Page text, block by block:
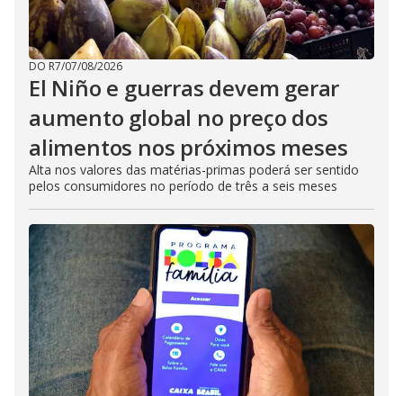
DO R7/07/08/2026
El Niño e guerras devem gerar
aumento global no preço dos
alimentos nos próximos meses
Alta nos valores das matérias-primas poderá ser sentido
pelos consumidores no período de três a seis meses